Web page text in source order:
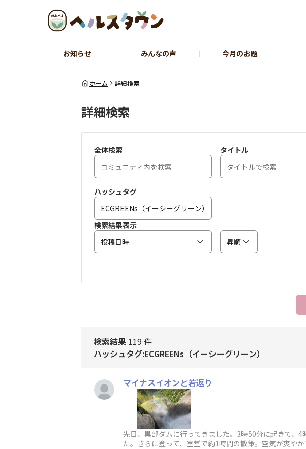
お知らせ みんなの声 今月のお題
ヘルスコーチャーのひとりごと
ホーム 詳細検索
詳細検索
全体検索 タイトル
ハッシュタグ
検索結果表示
投稿日時
昇順
検索結果 119 件
ハッシュタグ:ECGREENs（イーシーグリーン）
マイナスイオンと若返り
先日、黒部ダムに行ってきました。3時50分に起きて、
た。さらに登って、室堂で約1時間の散策。空気が爽や